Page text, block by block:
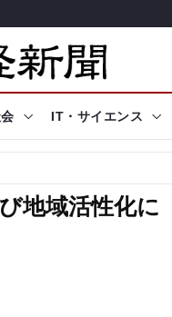
IT・サイエンス
地域活性化に